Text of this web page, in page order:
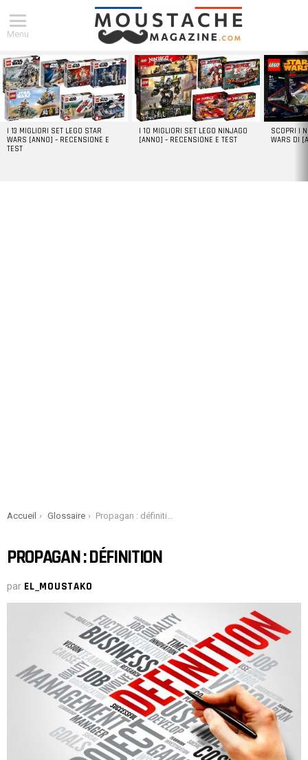
Menu
DERNIERS
ARTICLES
I 13 MIGLIORI SET LEGO STAR
WARS [ANNO] – RECENSIONE E
TEST
I 10 MIGLIORI SET LEGO NINJAGO
[ANNO] – RECENSIONE E TEST
SCOPRI I
WARS DI
You are here:
Accueil Glossaire Propagan : définition
PROPAGAN : DÉFINITION
par EL_MOUSTAKO